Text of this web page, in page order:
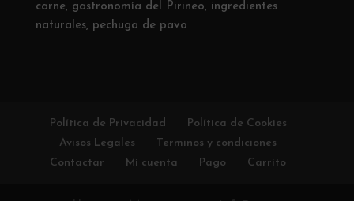
carne, gastronomía del Pirineo, ingredientes
naturales, pechuga de pavo
Política de Privacidad
Política de Cookies
Avisos Legales
Terminos y condiciones
Contactar
Mi cuenta Pago Carrito